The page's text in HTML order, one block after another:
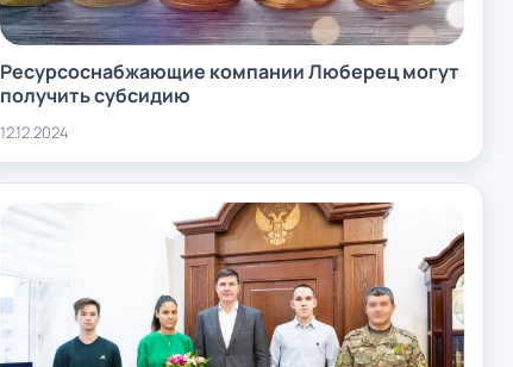
Ресурсоснабжающие компании Люберец могут
получить субсидию
12.12.2024